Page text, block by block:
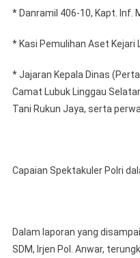
* Danramil 406-10, Kapt. Inf.
* Kasi Pemulihan Aset Kejari
* Jajaran Kepala Dinas
Camat Lubuk Linggau
Tani Rukun Jaya, serta
Capaian Spektakuler Polri
Dalam laporan yang
SDM, Irjen Pol. Anwar,